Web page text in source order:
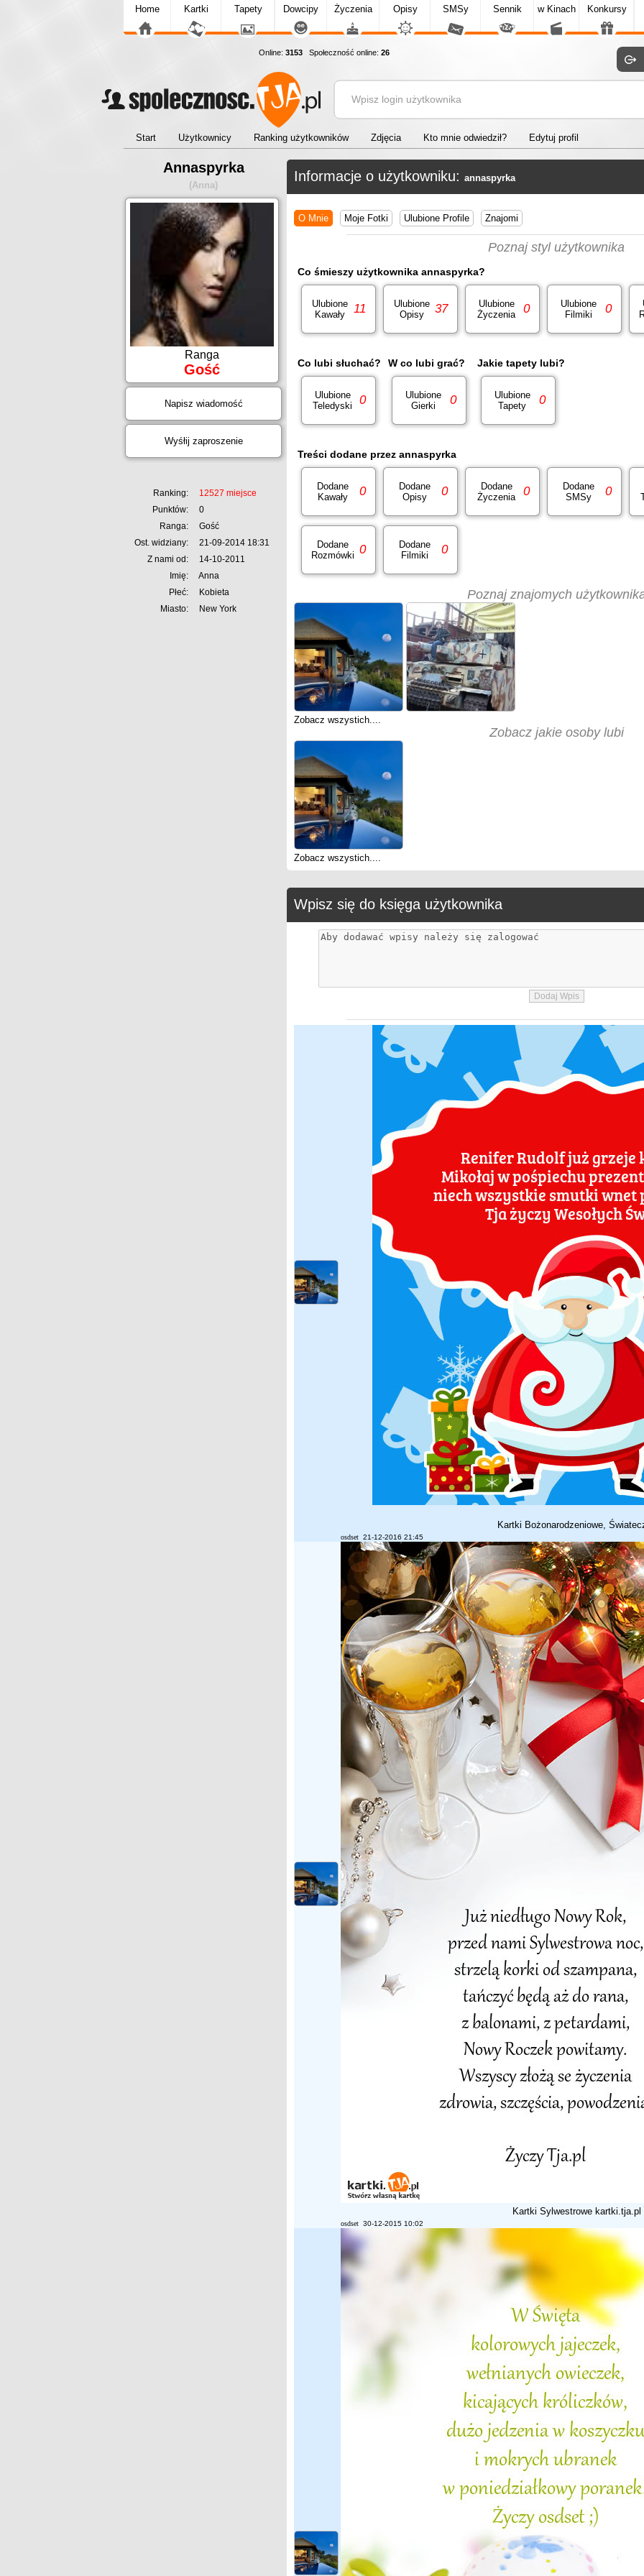
Home Kartki Tapety Dowcipy Życzenia Opisy SMSy Sennik w Kinach Konkursy
Online: 3153 Społeczność online: 26
Start Użytkownicy Ranking użytkowników Zdjęcia Kto mnie odwiedził? Edytuj profil
Annaspyrka
(Anna)
Ranga
Gość
Napisz wiadomość
Wyśłij zaproszenie
Ranking:
12527 miejsce
Punktów:
0
Ranga:
Gość
Ost. widziany:
21-09-2014 18:31
Z nami od:
14-10-2011
Imię:
Anna
Płeć:
Kobieta
Miasto:
New York
Informacje o użytkowniku: annaspyrka
O Mnie Moje Fotki Ulubione Profile Znajomi
Poznaj styl użytkownika
Co śmieszy użytkownika annaspyrka?
Ulubione
Kawały
11
Ulubione
Opisy
37
Ulubione
Życzenia
0
Ulubione
Filmiki
0
Co lubi słuchać?
Ulubione
Teledyski
0
W co lubi grać?
Ulubione
Gierki
0
Jakie tapety lubi?
Ulubione
Tapety
0
Treści dodane przez annaspyrka
Dodane
Kawały
0
Dodane
Opisy
0
Dodane
Życzenia
0
Dodane
SMSy
0
Dodane
Rozmówki 0
Dodane
Filmiki
0
Poznaj znajomych
Zobacz wszystich....
Zobacz jakie osoby lubi
Zobacz wszystich....
Wpisz się do księga użytkownika
Kartki Bożonarodzeniowe,
osdset 21-12-2016 21:45
Kartki Sylwestrowe kartki.tja.pl
osdset 30-12-2015 10:02